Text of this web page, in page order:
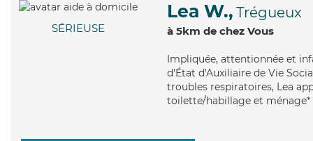
SÉRIEUSE
Lea W., Trégueux
à 5km de chez Vous
Impliquée, attentionnée et
d'État d'Auxiliaire de Vie
troubles respiratoires, Lea
toilette/habillage et ménage*